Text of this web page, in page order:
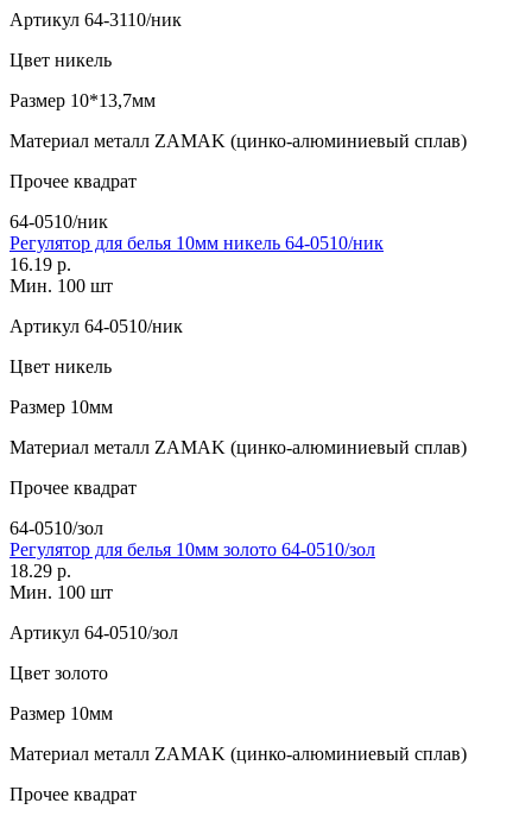
Артикул 64-3110/ник
Цвет никель
Размер 10*13,7мм
Материал металл ZAMAK (цинко-алюминиевый сплав)
Прочее квадрат
64-0510/ник
Регулятор для белья 10мм никель 64-0510/ник
16.19 р.
Мин. 100 шт
Артикул 64-0510/ник
Цвет никель
Размер 10мм
Материал металл ZAMAK (цинко-алюминиевый сплав)
Прочее квадрат
64-0510/зол
Регулятор для белья 10мм золото 64-0510/зол
18.29 р.
Мин. 100 шт
Артикул 64-0510/зол
Цвет золото
Размер 10мм
Материал металл ZAMAK (цинко-алюминиевый сплав)
Прочее квадрат